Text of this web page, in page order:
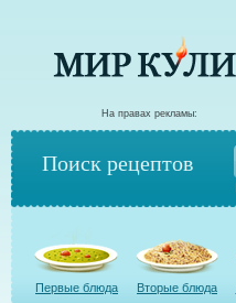
На правах рекламы:
Поиск рецептов
Первые блюда Вторые блюда